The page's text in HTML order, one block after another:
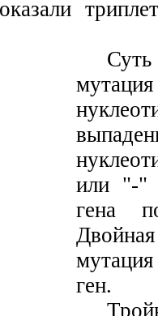
или "-"
гена
ген.